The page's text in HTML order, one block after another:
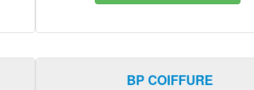
BP COIFFURE